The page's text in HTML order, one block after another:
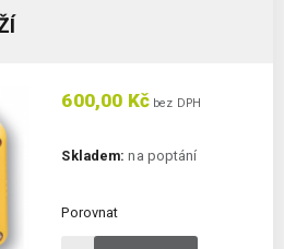
600,00 Kč bez DPH
Skladem: na poptání
Porovnat